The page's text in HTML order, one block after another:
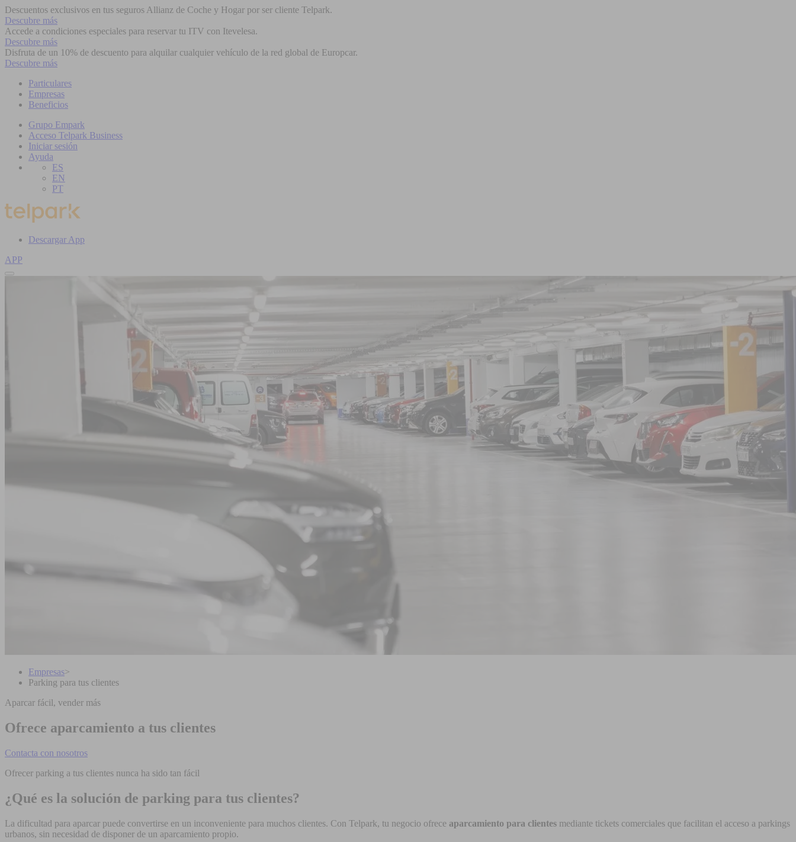
Descuentos exclusivos en tus seguros Allianz de Coche y Hogar por ser cliente Telpark.
Descubre más
Accede a condiciones especiales para reservar tu ITV con Itevelesa.
Descubre más
Disfruta de un 10% de descuento para alquilar cualquier vehículo de la red global de Europcar.
Descubre más
Particulares
Empresas
Beneficios
Grupo Empark
Acceso Telpark Business
Iniciar sesión
Ayuda
ES
EN
PT
Descargar App
APP
Empresas>
Parking para tus clientes
Aparcar fácil, vender más
Ofrece aparcamiento a tus clientes
Contacta con nosotros
Ofrecer parking a tus clientes nunca ha sido tan fácil
¿Qué es la solución de parking para tus clientes?
La dificultad para aparcar puede convertirse en un inconveniente para muchos clientes. Con Telpark, tu negocio ofrece aparcamiento para clientes mediante tickets comerciales que facilitan el acceso a parkings
urbanos, sin necesidad de disponer de un aparcamiento propio.